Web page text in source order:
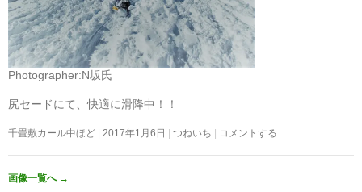
Photographer:N坂氏
尻セードにて、快適に滑降中！！
千畳敷カール中ほど 2017年1月6日 つねいち コメントする
画像一覧へ →